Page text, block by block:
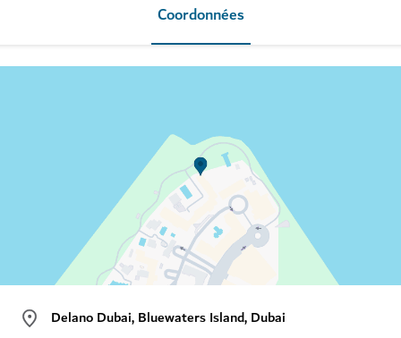
Coordonnées
Delano Dubai, Bluewaters Island, Dubai